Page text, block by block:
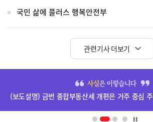
국민 삶에 플러스 행복안전부
관련기사 더보기
배